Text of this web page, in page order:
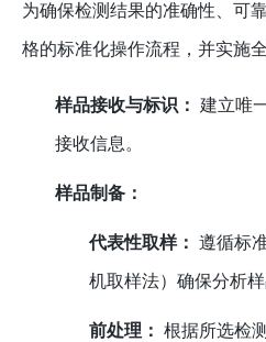
为确保检测结果的准确性、可
格的标准化操作流程，并实施
样品接收与标识： 建立唯
接收信息。
样品制备：
代表性取样： 遵循标
机取样法）确保分析
前处理： 根据所选检